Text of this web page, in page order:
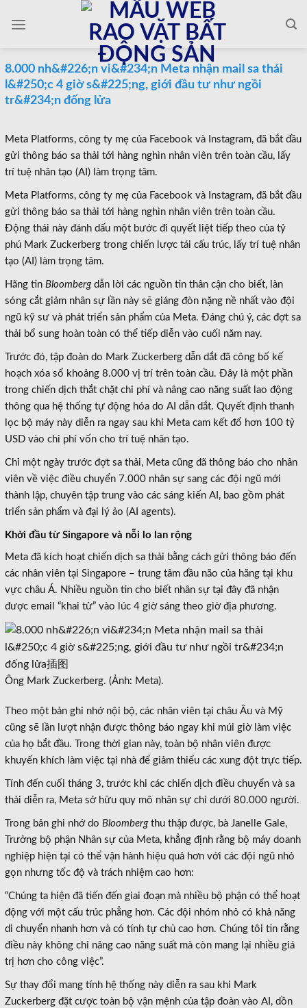
8.000 nh&#226;n vi&#234;n Meta nhận mail sa thải
l&#250;c 4 giờ s&#225;ng, giới đầu tư như ngồi
tr&#234;n đống lửa
Meta Platforms, công ty mẹ của Facebook và Instagram, đã bắt đầu
gửi thông báo sa thải tới hàng nghìn nhân viên trên toàn cầu, lấy
trí tuệ nhân tạo (AI) làm trọng tâm.
Meta Platforms, công ty mẹ của Facebook và Instagram, đã bắt đầu
gửi thông báo sa thải tới hàng nghìn nhân viên trên toàn cầu.
Động thái này đánh dấu một bước đi quyết liệt tiếp theo của tỷ
phú Mark Zuckerberg trong chiến lược tái cấu trúc, lấy trí tuệ nhân
tạo (AI) làm trọng tâm.
Hãng tin Bloombergdẫn lời các nguồn tin thân cận cho biết, làn
sóng cắt giảm nhân sự lần này sẽ giáng đòn nặng nề nhất vào đội
ngũ kỹ sư và phát triển sản phẩm của Meta. Đáng chú ý, các đợt sa
thải bổ sung hoàn toàn có thể tiếp diễn vào cuối năm nay.
Trước đó, tập đoàn do Mark Zuckerberg dẫn dắt đã công bố kế
hoạch xóa sổ khoảng 8.000 vị trí trên toàn cầu. Đây là một phần
trong chiến dịch thắt chặt chi phí và nâng cao năng suất lao động
thông qua hệ thống tự động hóa do AI dẫn dắt. Quyết định thanh
lọc bộ máy này diễn ra ngay sau khi Meta cam kết đổ hơn 100 tỷ
USD vào chi phí vốn cho trí tuệ nhân tạo.
Chỉ một ngày trước đợt sa thải, Meta cũng đã thông báo cho nhân
viên về việc điều chuyển 7.000 nhân sự sang các đội ngũ mới
thành lập, chuyên tập trung vào các sáng kiến AI, bao gồm phát
triển sản phẩm và đại lý ảo (AI agents).
Khởi đầu từ Singapore và nỗi lo lan rộng
Meta đã kích hoạt chiến dịch sa thải bằng cách gửi thông báo đến
các nhân viên tại Singapore – trung tâm đầu não của hãng tại khu
vực châu Á. Nhiều nguồn tin cho biết nhân sự tại đây đã nhận
được email “khai tử” vào lúc 4 giờ sáng theo giờ địa phương.
Ông Mark Zuckerberg. (Ảnh: Meta).
Theo một bản ghi nhớ nội bộ, các nhân viên tại châu Âu và Mỹ
cũng sẽ lần lượt nhận được thông báo ngay khi múi giờ làm việc
của họ bắt đầu. Trong thời gian này, toàn bộ nhân viên được
khuyến khích làm việc tại nhà để giảm thiểu các xung đột trực tiếp.
Tính đến cuối tháng 3, trước khi các chiến dịch điều chuyển và sa
thải diễn ra, Meta sở hữu quy mô nhân sự chỉ dưới 80.000 người.
Trong bản ghi nhớ do Bloombergthu thập được, bà Janelle Gale,
Trưởng bộ phận Nhân sự của Meta, khẳng định rằng bộ máy doanh
nghiệp hiện tại có thể vận hành hiệu quả hơn với các đội ngũ nhỏ
gọn nhưng tốc độ và trách nhiệm cao hơn:
“Chúng ta hiện đã tiến đến giai đoạn mà nhiều bộ phận có thể hoạt
động với một cấu trúc phẳng hơn. Các đội nhóm nhỏ có khả năng
di chuyển nhanh hơn và có tính tự chủ cao hơn. Chúng tôi tin rằng
điều này không chỉ nâng cao năng suất mà còn mang lại nhiều giá
trị hơn cho công việc”.
Sự thay đổi mang tính hệ thống này diễn ra sau khi Mark
Zuckerberg đặt cược toàn bộ vận mệnh của tập đoàn vào AI, dồn